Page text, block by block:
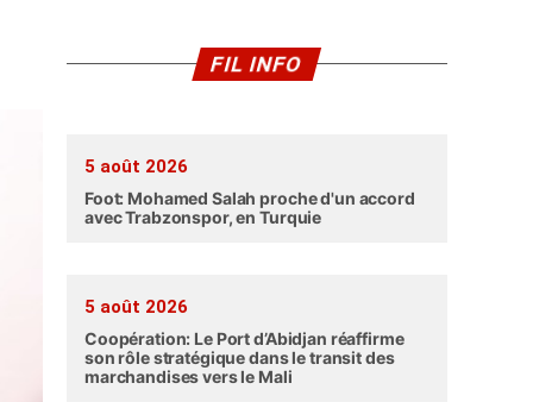
FIL INFO
5 août 2026
Foot: Mohamed Salah proche d'un accord
avec Trabzonspor, en Turquie
5 août 2026
Coopération: Le Port d’Abidjan réaffirme
son rôle stratégique dans le transit des
marchandises vers le Mali